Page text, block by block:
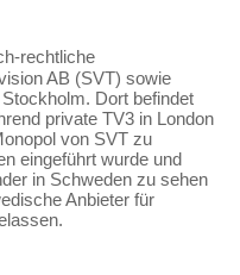
rechtliche
AB (SVT) sowie
Dort befindet
private TV3 in London
von SVT zu
eingeführt wurde und
in Schweden zu sehen
Anbieter für